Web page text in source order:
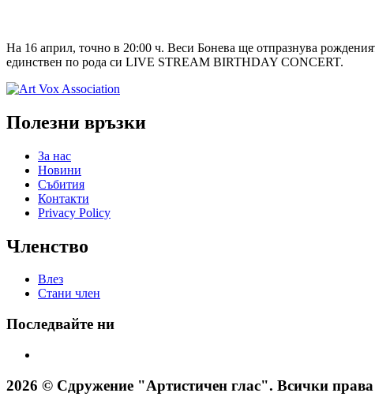
На 16 април, точно в 20:00 ч. Веси Бонева ще отпразнува
единствен по рода си LIVE STREAM BIRTHDAY CONCERT.
Полезни връзки
За нас
Новини
Събития
Контакти
Privacy Policy
Членство
Влез
Стани член
Последвайте ни
2026 © Сдружение "Артистичен глас". Всички права